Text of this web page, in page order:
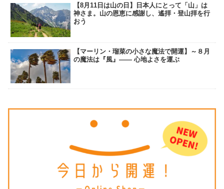
【8月11日は山の日】日本人にとって「山」は
神さま。山の恩恵に感謝し、遙拝・登山拝を行
おう
【マーリン・瑠菜の小さな魔法で開運】～８月
の魔法は『風』―― 心地よさを運ぶ